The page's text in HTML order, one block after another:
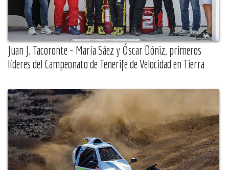
Juan J. Tacoronte – María Sáez y Óscar Dóniz, primeros
líderes del Campeonato de Tenerife de Velocidad en Tierra